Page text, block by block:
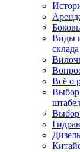
Виды
склада
Всё о
Выбор
Выбор